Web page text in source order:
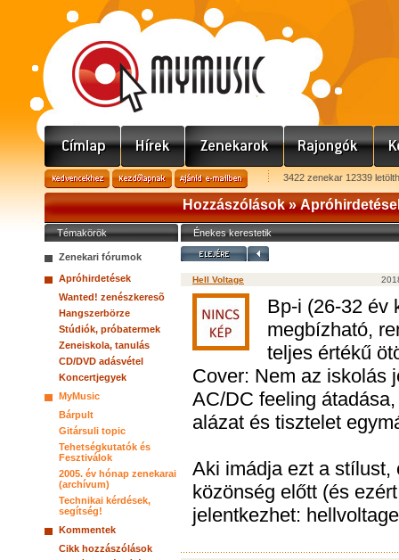
3422 zenekar 12339
Hozzászólások »
Témakörök
Zenekari fórumok
Apróhirdetések
Wanted! zenészkeresõ
Hangszerbörze
Stúdiók, próbatermek
Zeneiskola, tanulás
CD/DVD adásvétel
Koncertjegyek
MyMusic
Bárpult
Gitársuli topic
Tehetségkutatók és
Fesztiválok
2005. év hónap zenekarai
(archívum)
Technikai kérdések,
segítség!
Kommentek
Cikk hozzászólások
Énekes kerestetik
Hell Voltage
Bp-i (26-32 év
megbízható,
teljes értékű
Cover: Nem az iskolás
AC/DC feeling
alázat és tisztelet
Aki imádja ezt a stílust,
közönség előtt (és
jelentkezhet: